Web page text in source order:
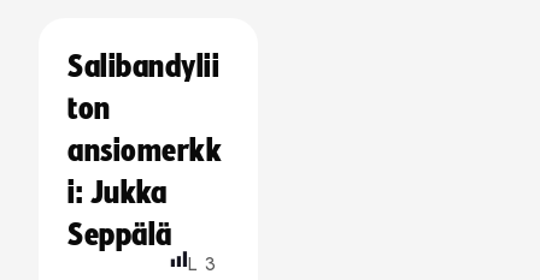
Salibandylii
ton
ansiomerkk
i: Jukka
Seppälä
L 3